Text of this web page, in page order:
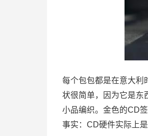
每个包包都是在意大利
状很简单，因为它是东
小品编织。金色的CD
事实：CD硬件实际上